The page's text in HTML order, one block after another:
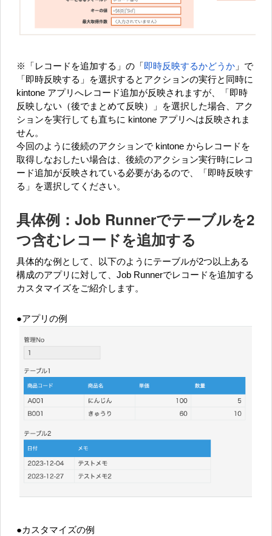
※「レコードを追加する」の「 即時反映するかどうか 」で
「即時反映する」を選択するとアクションの実行と同時に
kintone アプリへレコード追加が反映されますが、「即時
反映しない（後でまとめて反映）」を選択した場合、アク
ションを実行しても直ちに kintone アプリへは反映されま
せん。
今回のように後続のアクションで kintone からレコードを
取得しなおしたい場合は、後続のアクション実行時にレコ
ード追加が反映されている必要があるので、「即時反映す
る」を選択してください。
具体例：Job Runnerでテーブルを2
つ含むレコードを追加する
具体的な例として、以下のようにテーブルが2つ以上ある
構成のアプリに対して、Job Runnerでレコードを追加する
カスタマイズをご紹介します。
●アプリの例
●カスタマイズの例